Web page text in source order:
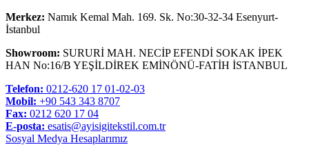
Merkez: Namık Kemal Mah. 169. Sk. No:30-32-34 Esenyurt-
İstanbul
Showroom: SURURİ MAH. NECİP EFENDİ SOKAK İPEK
HAN No:16/B YEŞİLDİREK EMİNÖNÜ-FATİH İSTANBUL
Telefon: 0212-620 17 01-02-03
Mobil: +90 543 343 8707
Fax: 0212 620 17 04
E-posta: esatis@ayisigitekstil.com.tr
Sosyal Medya Hesaplarımız